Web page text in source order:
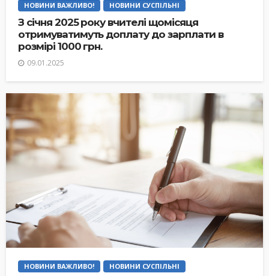
НОВИНИ ВАЖЛИВО! НОВИНИ СУСПІЛЬНІ
З січня 2025 року вчителі щомісяця
отримуватимуть доплату до зарплати в
розмірі 1000 грн.
09.01.2025
НОВИНИ ВАЖЛИВО! НОВИНИ СУСПІЛЬНІ